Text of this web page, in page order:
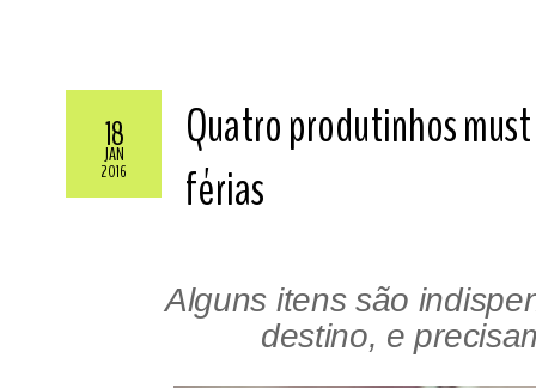
18
JAN
2016
Quatro produtinhos
férias
Alguns itens são
destino, e